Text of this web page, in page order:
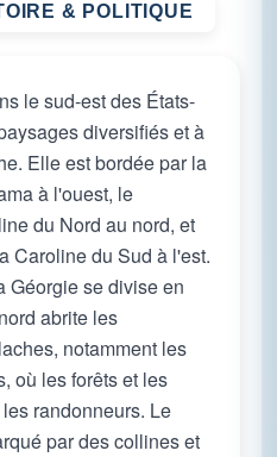
& POLITIQUE
le sud-est des États-
diversifiés et à
Elle est bordée par la
à l'ouest, le
du Nord au nord, et
Caroline du Sud à l'est.
Géorgie se divise en
abrite les
notamment les
où les forêts et les
randonneurs. Le
par des collines et